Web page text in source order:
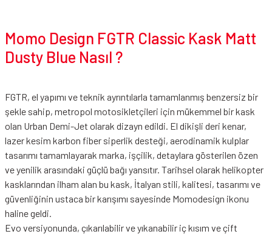
Momo Design FGTR Classic Kask Matt
Dusty Blue Nasıl ?
FGTR, el yapımı ve teknik ayrıntılarla tamamlanmış benzersiz bir
şekle sahip, metropol motosikletçileri için mükemmel bir kask
olan Urban Demi-Jet olarak dizayn edildi. El dikişli deri kenar,
lazer kesim karbon fiber siperlik desteği, aerodinamik kulplar
tasarımı tamamlayarak marka, işçilik, detaylara gösterilen özen
ve yenilik arasındaki güçlü bağı yansıtır. Tarihsel olarak helikopter
kasklarından ilham alan bu kask, İtalyan stili, kalitesi, tasarımı ve
güvenliğinin ustaca bir karışımı sayesinde Momodesign ikonu
haline geldi.
Evo versiyonunda, çıkarılabilir ve yıkanabilir iç kısım ve çift